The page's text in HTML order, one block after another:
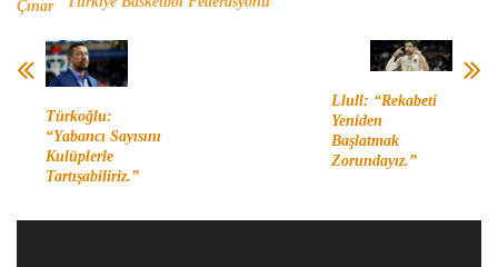
Çınar
Türkoğlu:
“Yabancı Sayısını
Kulüplerle
Tartışabiliriz.”
Llull: “Rekabeti
Yeniden
Başlatmak
Zorundayız.”